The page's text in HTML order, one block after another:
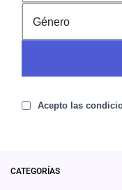
Acepto las
CATEGORÍAS